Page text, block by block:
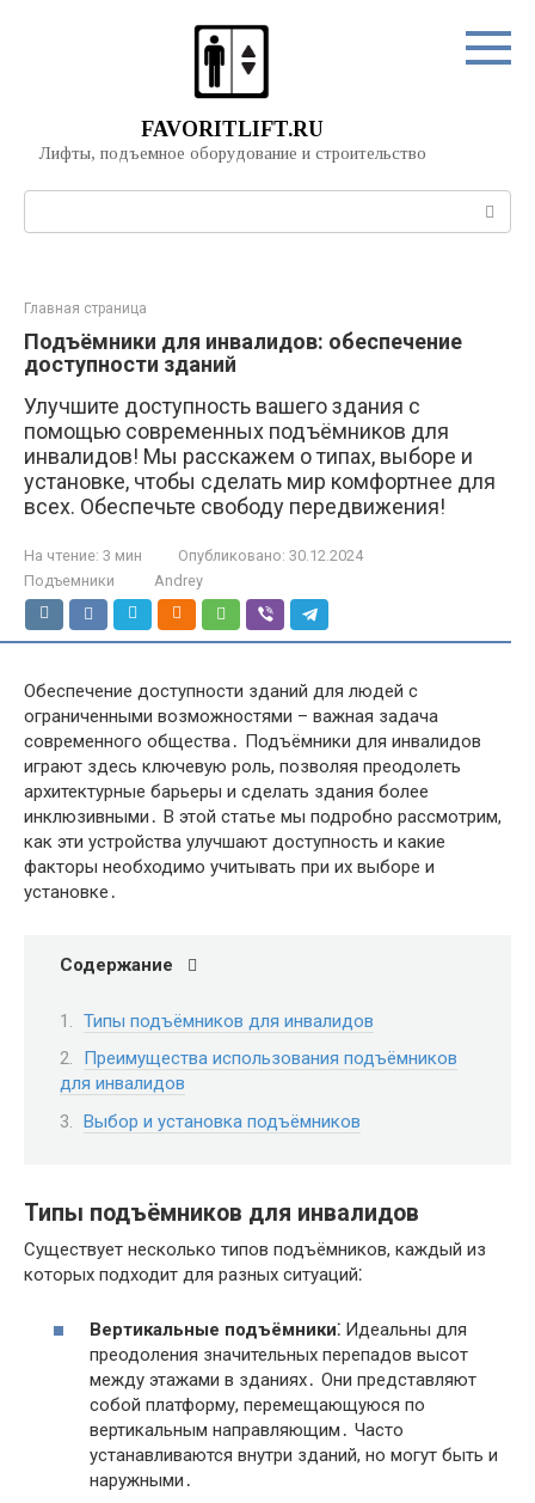
FAVORITLIFT.RU
Лифты, подъемное оборудование и строительство
Главная страница
Подъёмники для инвалидов: обеспечение
доступности зданий
Улучшите доступность вашего здания с
помощью современных подъёмников для
инвалидов! Мы расскажем о типах, выборе и
установке, чтобы сделать мир комфортнее для
всех. Обеспечьте свободу передвижения!
На чтение: 3 мин Опубликовано: 30.12.2024
Подъемники
Andrey
Обеспечение доступности зданий для людей с
ограниченными возможностями – важная задача
современного общества․ Подъёмники для инвалидов
играют здесь ключевую роль, позволяя преодолеть
архитектурные барьеры и сделать здания более
инклюзивными․ В этой статье мы подробно рассмотрим,
как эти устройства улучшают доступность и какие
факторы необходимо учитывать при их выборе и
установке․
Содержание
Типы подъёмников для инвалидов
Преимущества использования подъёмников
для инвалидов
Выбор и установка подъёмников
Типы подъёмников для инвалидов
Существует несколько типов подъёмников, каждый из
которых подходит для разных ситуаций⁚
Вертикальные подъёмники⁚ Идеальны для
преодоления значительных перепадов высот
между этажами в зданиях․ Они представляют
собой платформу, перемещающуюся по
вертикальным направляющим․ Часто
устанавливаются внутри зданий, но могут быть и
наружными․